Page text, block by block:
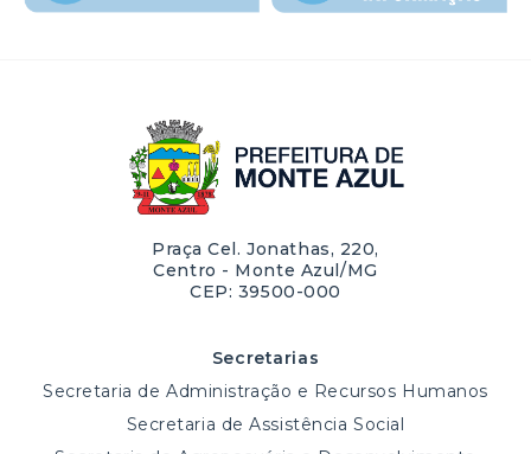
Praça Cel. Jonathas, 220,
Centro - Monte Azul/MG
CEP: 39500-000
Secretarias
Secretaria de Administração e Recursos Humanos
Secretaria de Assistência Social